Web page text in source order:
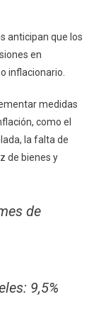
anticipan que los
en
inflacionario.
medidas
como el
la falta de
de bienes y
de
9,5%